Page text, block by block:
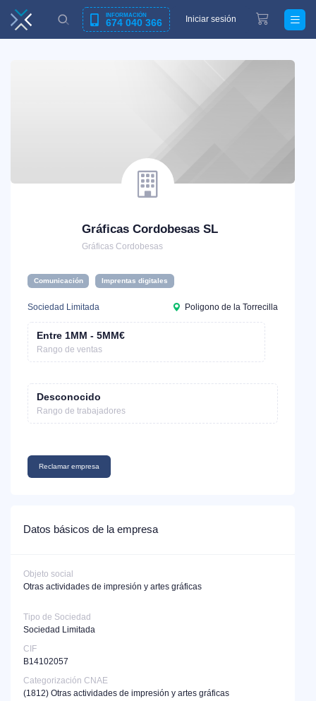
INFORMACIÓN
674 040 366 Iniciar sesión
Gráficas Cordobesas SL
Gráficas Cordobesas
Comunicación Imprentas digitales
Sociedad Limitada Poligono de la Torrecilla
Entre 1MM - 5MM€
Rango de ventas
Desconocido
Rango de trabajadores
Reclamar empresa
Datos básicos de la empresa
Objeto social
Otras actividades de impresión y artes gráficas
Tipo de Sociedad
Sociedad Limitada
CIF
B14102057
Categorización CNAE
(1812) Otras actividades de impresión y artes gráficas